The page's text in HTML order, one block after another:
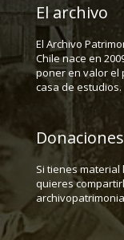
El archivo
El Archivo
Chile nace en
poner en valor el
casa de estudios.
Donaciones
Si tienes
quieres